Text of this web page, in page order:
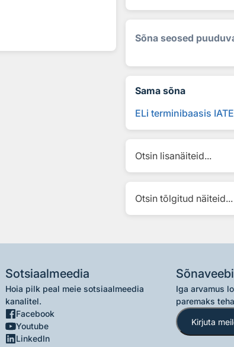
Sõna seosed
Sama sõna
ELi terminibaasis IATE
Otsin lisanäiteid...
Otsin tõlgitud näiteid...
Sotsiaalmeedia
Hoia pilk peal meie sotsiaalmeedia
kanalitel.
Facebook
Youtube
LinkedIn
Iga arvamus
paremaks
Kirjuta